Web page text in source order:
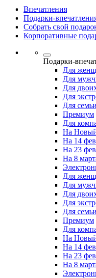
Впечатления
Подарки-
Собрать свой
Корпоративные
Подарки-
Для
Для
Для
Для
Для семьи
Премиум
Для
На
На 14
На 23
На 8
Для
Для
Для
Для
Для семьи
Премиум
Для
На
На 14
На 23
На 8